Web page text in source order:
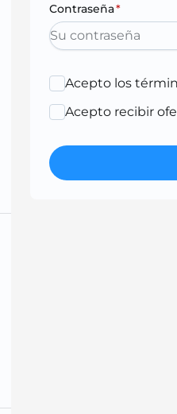
Contraseña*
Acepto los
Acepto recibir